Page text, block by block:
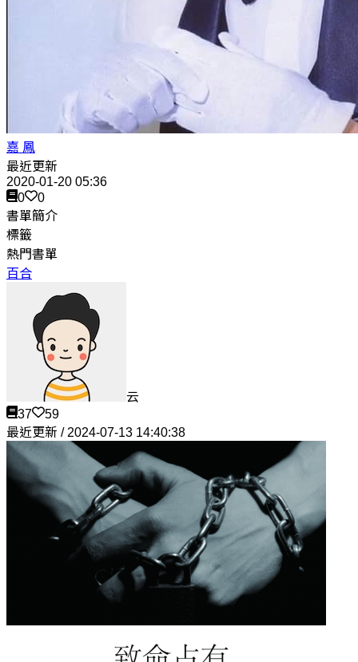
嘉 鳳
最近更新
2020-01-20 05:36
0
0
書單簡介
標籤
熱門書單
百合
云
37
59
最近更新 / 2024-07-13 14:40:38